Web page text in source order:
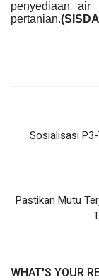
penyediaan
pertanian.
Sosialisasi
Pastikan Mutu
WHAT'S YOUR